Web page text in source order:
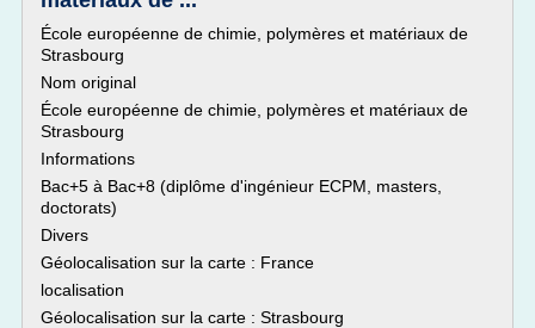
École européenne de chimie, polymères et matériaux de
Strasbourg
Nom original
École européenne de chimie, polymères et matériaux de
Strasbourg
Informations
Bac+5 à Bac+8 (diplôme d'ingénieur ECPM, masters,
doctorats)
Divers
Géolocalisation sur la carte : France
localisation
Géolocalisation sur la carte : Strasbourg